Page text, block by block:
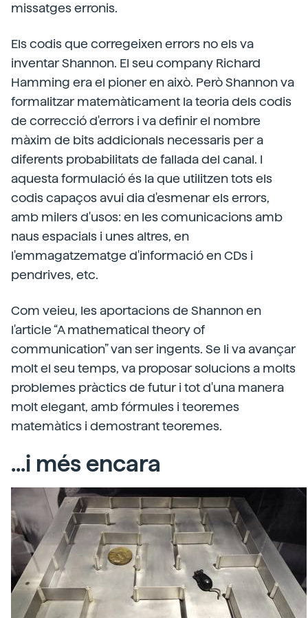
missatges erronis.
Els codis que corregeixen errors no els va
inventar Shannon. El seu company Richard
Hamming era el pioner en això. Però Shannon va
formalitzar matemàticament la teoria dels codis
de correcció d'errors i va definir el nombre
màxim de bits addicionals necessaris per a
diferents probabilitats de fallada del canal. I
aquesta formulació és la que utilitzen tots els
codis capaços avui dia d'esmenar els errors,
amb milers d'usos: en les comunicacions amb
naus espacials i unes altres, en
l'emmagatzematge d'informació en CDs i
pendrives, etc.
Com veieu, les aportacions de Shannon en
l'article “A mathematical theory of
communication” van ser ingents. Se li va avançar
molt el seu temps, va proposar solucions a molts
problemes pràctics de futur i tot d'una manera
molt elegant, amb fórmules i teoremes
matemàtics i demostrant teoremes.
...i més encara